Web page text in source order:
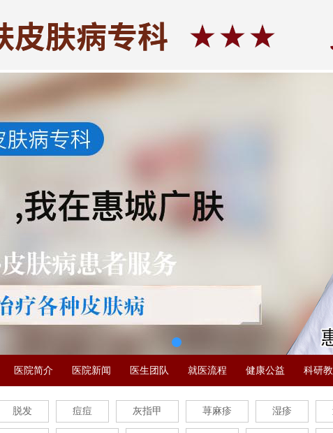
医院简介 医院新闻 医生团队 就医流程 健康公益 科研
脱发 痘痘 灰指甲 荨麻疹 湿疹